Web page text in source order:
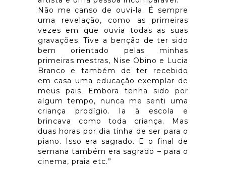
Não me canso de ouvi-la. É sempre
uma revelação, como as primeiras
vezes em que ouvia todas as suas
gravações. Tive a benção de ter sido
bem orientado pelas minhas
primeiras mestras, Nise Obino e Lucia
Branco e também de ter recebido
em casa uma educação exemplar de
meus pais. Embora tenha sido por
algum tempo, nunca me senti uma
criança prodígio. Ia à escola e
brincava como toda criança. Mas
duas horas por dia tinha de ser para o
piano. Isso era sagrado. E o final de
semana também era sagrado – para o
cinema, praia etc.”